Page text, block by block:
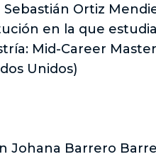
Sebastián Ortiz
en la que
Mid-Career
Unidos)
Johana Barrero